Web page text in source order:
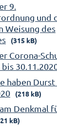
9.
und
Weisung des
(315 kB)
Corona-
haben
(218 kB)
Denkmal
kB)